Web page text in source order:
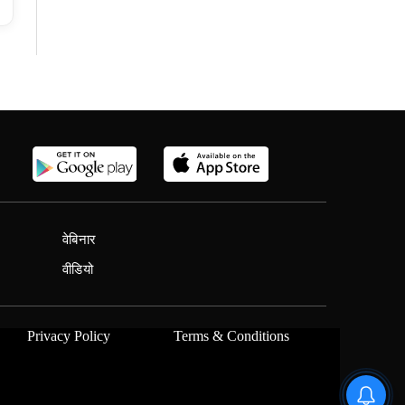
वेबिनार
वीडियो
Privacy Policy Terms & Conditions